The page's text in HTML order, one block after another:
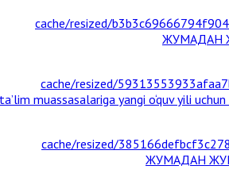
ЖУМАДАН
muassasalariga yangi o‘quv yili